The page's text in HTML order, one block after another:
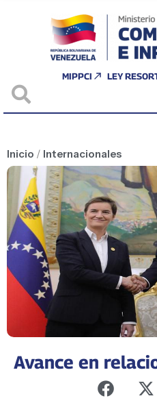
MIPPCI LEY
Inicio / Internacionales
Avance en